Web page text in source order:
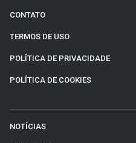
CONTATO
TERMOS DE USO
POLÍTICA DE PRIVACIDADE
POLÍTICA DE COOKIES
NOTÍCIAS